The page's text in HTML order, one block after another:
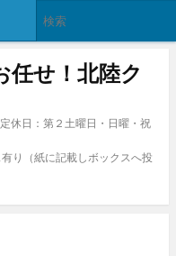
任せ！北陸ク
日：第２土曜日・日曜・祝
紙に記載しボックスへ投